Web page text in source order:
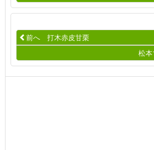
前へ 打木赤皮甘栗
松